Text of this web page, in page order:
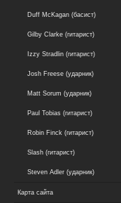
Duff McKagan (басист)
Gilby Clarke (гитарист)
Izzy Stradlin (гитарист)
Josh Freese (ударник)
Matt Sorum (ударник)
Paul Tobias (гитарист)
Robin Finck (гитарист)
Slash (гитарист)
Steven Adler (ударник)
Карта сайта